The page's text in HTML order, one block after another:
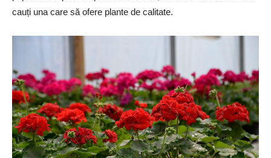
cauți una care să ofere plante de calitate.